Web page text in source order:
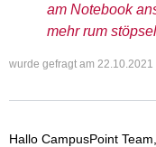
am Notebook
mehr rum
wurde gefragt am 22.10.2021
Hallo CampusPoint